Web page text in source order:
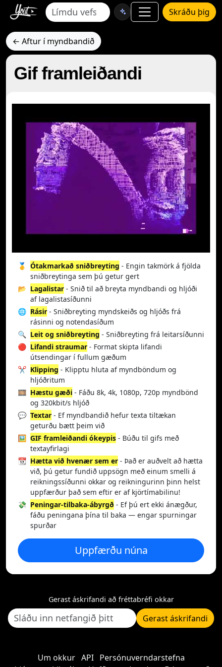
Skráðu þig
← Aftur í myndbandið
Gif framleiðandi
🥇 Ótakmarkað sniðbreyting - Engin takmörk á fjölda
sniðbreytinga sem þú getur gert
📂 Lagalistar - Snið til að breyta myndbandi og hljóði
af lagalistasíðunni
🌐 Rásir - Sniðbreyting myndskeiðs og hljóðs frá
rásinni og notendasíðum
🔍 Leit og sniðbreyting - Sniðbreyting frá leitarsíðunni
🔴 Lifandi straumar - Format skipta lifandi
útsendingar í fullum gæðum
✂️ Klipping - Klipptu hluta af myndböndum og
hljóðritum
🎞️ Hæstu gæði - Fáðu 8k, 4k, 1080p, 720p myndbönd
og 320kbit/s hljóð
💬 Textar - Ef myndbandið hefur texta tiltækan
geturðu bætt þeim við
🖼️ GIF framleiðandi ókeypis - Búðu til gifs með
textayfirlagi
📆 Hætta við hvenær sem er - Það er auðvelt að hætta
við, þú getur fundið uppsögn með einum smelli á
reikningssíðunni okkar og reikningurinn þinn helst
uppfærður það sem eftir er af kjörtímabilinu!
💸 Peningar-tilbaka-ábyrgð - Ef þú ert ekki ánægður,
fáðu peningana þína til baka — engar spurningar
spurðar
Uppfærðu núna
Gerast áskrifandi að fréttabréfi okkar
Gerast áskrifandi
Um okkur API
Persónuverndarstefna